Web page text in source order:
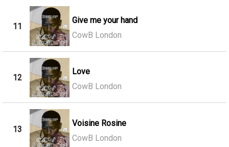
11
Give me your hand
CowB London
12
Love
CowB London
13
Voisine Rosine
CowB London